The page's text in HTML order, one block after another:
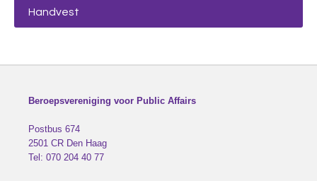
Handvest
Beroepsvereniging voor Public Affairs
Postbus 674
2501 CR Den Haag
Tel: 070 204 40 77